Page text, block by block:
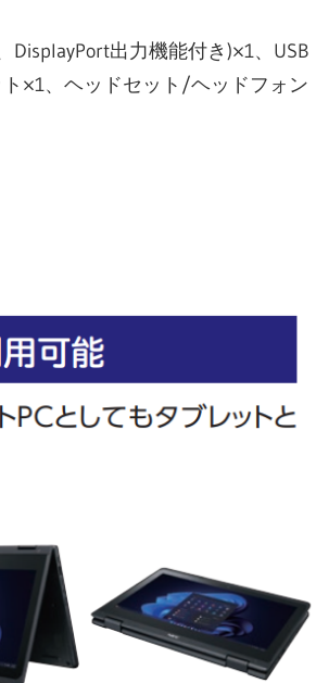
DisplayPort出力機能付き)×1、USB
ト×1、ヘッドセット/ヘッドフォン